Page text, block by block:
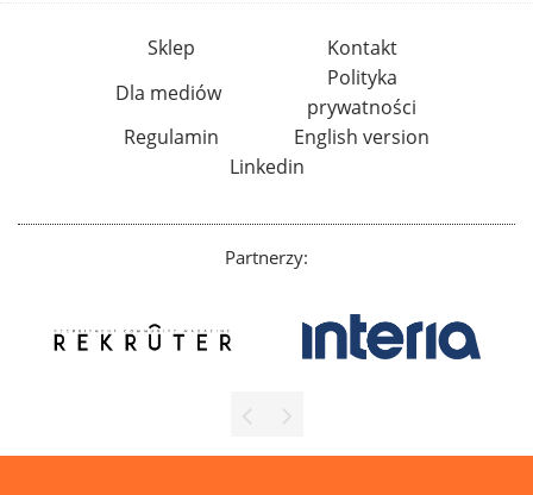
Sklep
Kontakt
Dla mediów
Polityka
prywatności
Regulamin
English version
Linkedin
Partnerzy: